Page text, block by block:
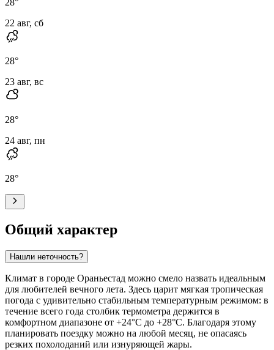
22 авг, сб
28°
23 авг, вс
28°
24 авг, пн
28°
Общий характер
Нашли неточность?
Климат в городе Ораньестад можно смело назвать идеальным
для любителей вечного лета. Здесь царит мягкая тропическая
погода с удивительно стабильным температурным режимом: в
течение всего года столбик термометра держится в
комфортном диапазоне от +24°C до +28°C. Благодаря этому
планировать поездку можно на любой месяц, не опасаясь
резких похолоданий или изнуряющей жары.